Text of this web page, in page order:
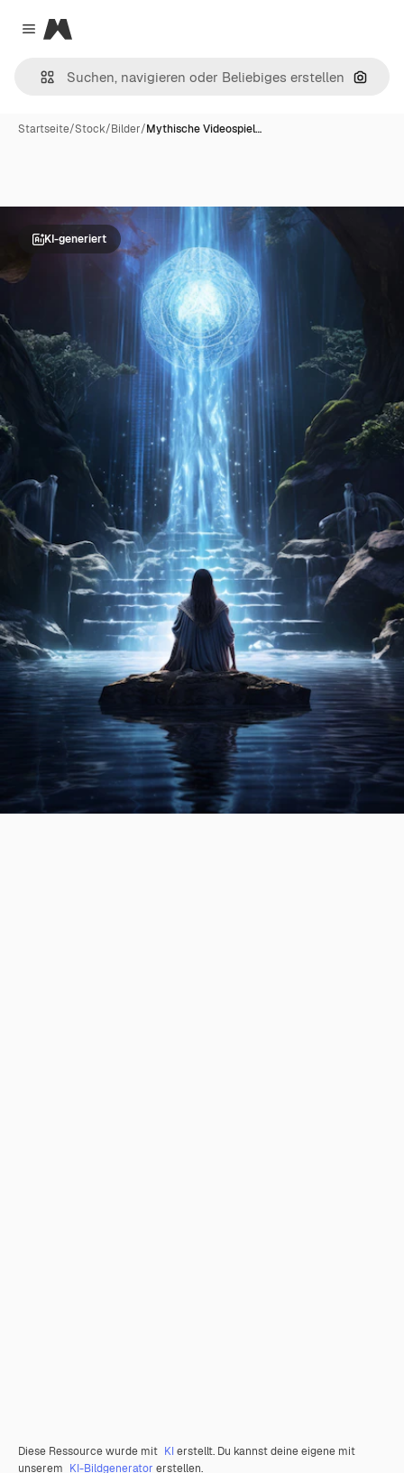
Close menu
Magnific
Nach
Startseite/Stock/Bilder/Mythische Videospiel…
KI-generiert
Diese Ressource wurde mit KIerstellt. Du kannst deine eigene mit
unserem KI-Bildgenerator erstellen.